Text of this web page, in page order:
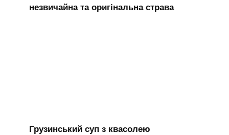
незвичайна та оригінальна страва
Грузинський суп з квасолею